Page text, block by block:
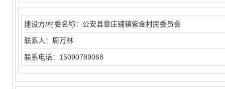
建设方/村委名称： 公安县章庄铺镇紫金村民委员会
联系人： 周万林
联系电话： 15090789068